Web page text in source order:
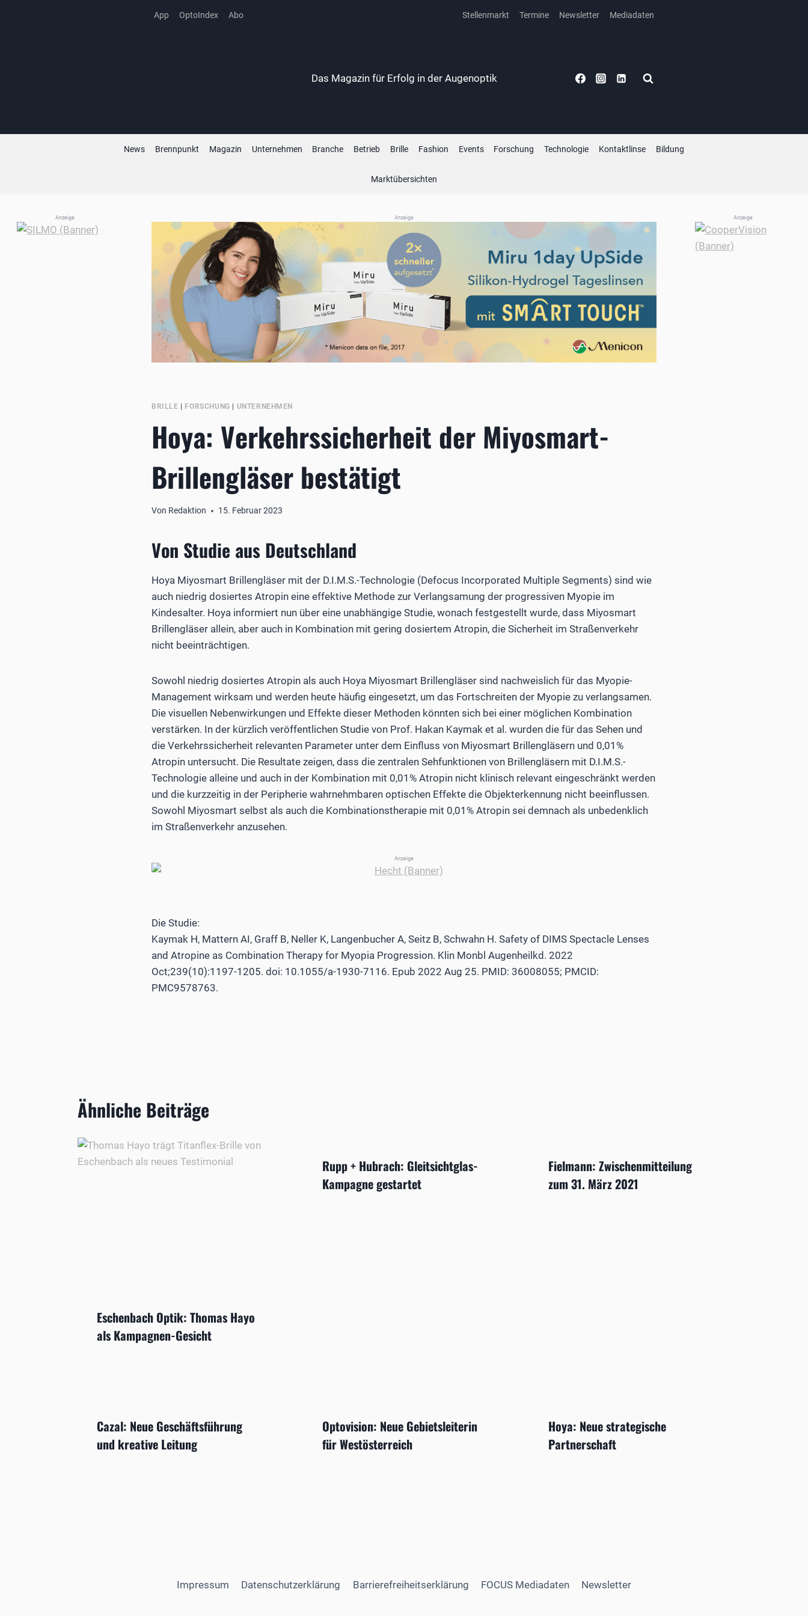
App OptoIndex Abo Stellenmarkt Termine Newsletter Mediadaten
Das Magazin für Erfolg in der Augenoptik
News Brennpunkt Magazin Unternehmen Branche Betrieb Brille Fashion Events Forschung Technologie Kontaktlinse Bildung
Marktübersichten
Anzeige
Anzeige Anzeige
BRILLE | FORSCHUNG | UNTERNEHMEN
Hoya: Verkehrssicherheit der Miyosmart-
Brillengläser bestätigt
Von Redaktion 15. Februar 2023
Von Studie aus Deutschland
Hoya Miyosmart Brillengläser mit der D.I.M.S.-Technologie (Defocus Incorporated Multiple Segments) sind wie
auch niedrig dosiertes Atropin eine effektive Methode zur Verlangsamung der progressiven Myopie im
Kindesalter. Hoya informiert nun über eine unabhängige Studie, wonach festgestellt wurde, dass Miyosmart
Brillengläser allein, aber auch in Kombination mit gering dosiertem Atropin, die Sicherheit im Straßenverkehr
nicht beeinträchtigen.
Sowohl niedrig dosiertes Atropin als auch Hoya Miyosmart Brillengläser sind nachweislich für das Myopie-
Management wirksam und werden heute häufig eingesetzt, um das Fortschreiten der Myopie zu verlangsamen.
Die visuellen Nebenwirkungen und Effekte dieser Methoden könnten sich bei einer möglichen Kombination
verstärken. In der kürzlich veröffentlichen Studie von Prof. Hakan Kaymak et al. wurden die für das Sehen und
die Verkehrssicherheit relevanten Parameter unter dem Einfluss von Miyosmart Brillengläsern und 0,01%
Atropin untersucht. Die Resultate zeigen, dass die zentralen Sehfunktionen von Brillengläsern mit D.I.M.S.-
Technologie alleine und auch in der Kombination mit 0,01% Atropin nicht klinisch relevant eingeschränkt werden
und die kurzzeitig in der Peripherie wahrnehmbaren optischen Effekte die Objekterkennung nicht beeinflussen.
Sowohl Miyosmart selbst als auch die Kombinationstherapie mit 0,01% Atropin sei demnach als unbedenklich
im Straßenverkehr anzusehen.
Anzeige
Die Studie:
Kaymak H, Mattern AI, Graff B, Neller K, Langenbucher A, Seitz B, Schwahn H. Safety of DIMS Spectacle Lenses
and Atropine as Combination Therapy for Myopia Progression. Klin Monbl Augenheilkd. 2022
Oct;239(10):1197-1205. doi: 10.1055/a-1930-7116. Epub 2022 Aug 25. PMID: 36008055; PMCID:
PMC9578763.
Ähnliche Beiträge
Eschenbach Optik: Thomas Hayo
als Kampagnen-Gesicht
Rupp + Hubrach: Gleitsichtglas-
Kampagne gestartet
Fielmann: Zwischenmitteilung
zum 31. März 2021
Cazal: Neue Geschäftsführung
und kreative Leitung
Optovision: Neue Gebietsleiterin
für Westösterreich
Hoya: Neue strategische
Partnerschaft
Impressum Datenschutzerklärung Barrierefreiheitserklärung FOCUS Mediadaten Newsletter